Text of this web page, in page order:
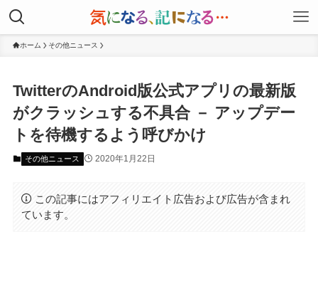
ホーム その他ニュース
TwitterのAndroid版公式アプリの最新版
がクラッシュする不具合 － アップデー
トを待機するよう呼びかけ
その他ニュース 2020年1月22日
この記事にはアフィリエイト広告および広告が含まれ
ています。